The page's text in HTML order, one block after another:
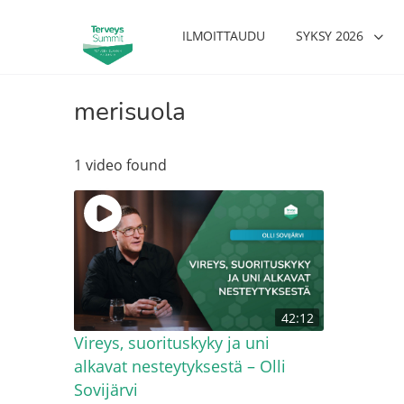
ILMOITTAUDU SYKSY 2026
merisuola
1 video found
42:12
Vireys, suorituskyky ja uni
alkavat nesteytyksestä – Olli
Sovijärvi